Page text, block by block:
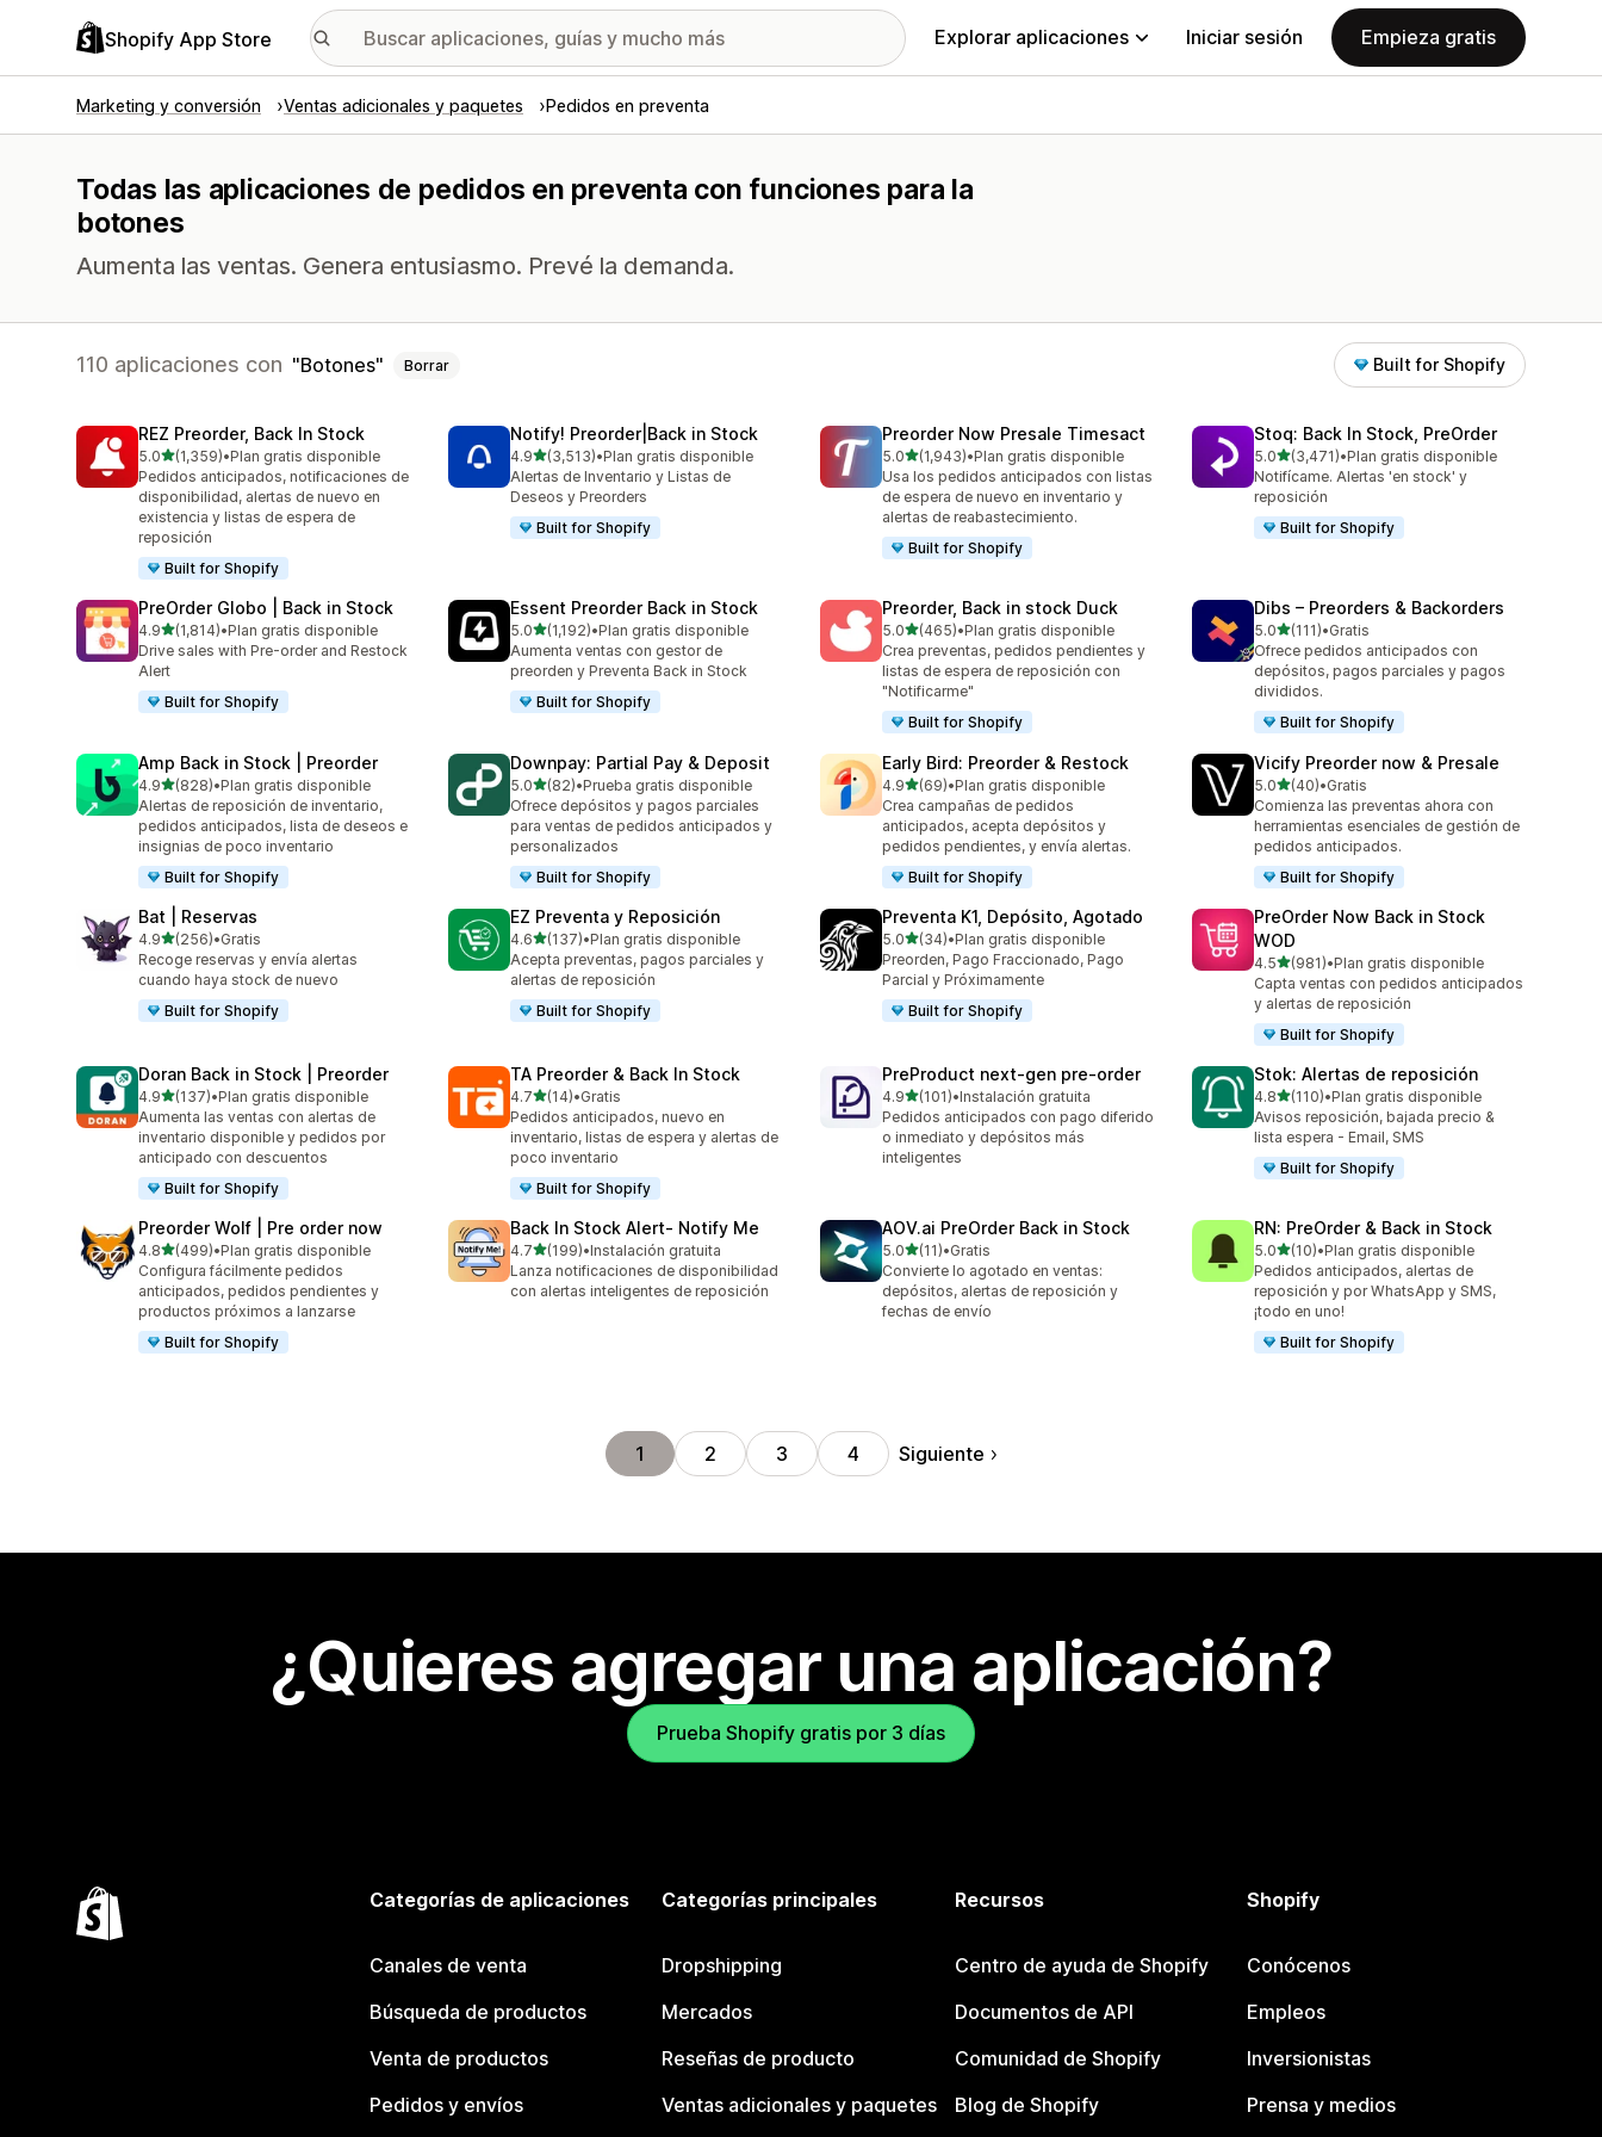
Shopify App Store Explorar aplicaciones Iniciar sesión Empieza gratis
Marketing y conversión Ventas adicionales y paquetes Pedidos en preventa
Todas las aplicaciones de pedidos en preventa con funciones para la
botones
Aumenta las ventas. Genera entusiasmo. Prevé la demanda.
110 aplicaciones con Botones Borrar Built for Shopify
REZ Preorder, Back In Stock
5.0de 5 estrellas
(1,359)
1359 reseñas en total
•Plan gratis disponible
Pedidos anticipados, notificaciones de
disponibilidad, alertas de nuevo en
existencia y listas de espera de
reposición
Built for Shopify
Notify! Preorder|Back in Stock
4.9de 5 estrellas
(3,513)
3513 reseñas en total
•Plan gratis disponible
Alertas de Inventario y Listas de
Deseos y Preorders
Built for Shopify
Preorder Now Presale Timesact
5.0de 5 estrellas
(1,943)
1943 reseñas en total
•Plan gratis disponible
Usa los pedidos anticipados con listas
de espera de nuevo en inventario y
alertas de reabastecimiento.
Built for Shopify
Stoq: Back In Stock, PreOrder
5.0de 5 estrellas
(3,471)
3471 reseñas en total
•Plan gratis disponible
Notifícame. Alertas 'en stock' y
reposición
Built for Shopify
PreOrder Globo | Back in Stock
4.9de 5 estrellas
(1,814)
1814 reseñas en total
•Plan gratis disponible
Drive sales with Pre-order and Restock
Alert
Built for Shopify
Essent Preorder Back in Stock
5.0de 5 estrellas
(1,192)
1192 reseñas en total
•Plan gratis disponible
Aumenta ventas con gestor de
preorden y Preventa Back in Stock
Built for Shopify
Preorder, Back in stock Duck
5.0de 5 estrellas
(465)
465 reseñas en total
•Plan gratis disponible
Crea preventas, pedidos pendientes y
listas de espera de reposición con
"Notificarme"
Built for Shopify
Dibs – Preorders & Backorders
5.0de 5 estrellas
(111)
111 reseñas en total
•Gratis
Ofrece pedidos anticipados con
depósitos, pagos parciales y pagos
divididos.
Built for Shopify
Amp Back in Stock | Preorder
4.9de 5 estrellas
(828)
828 reseñas en total
•Plan gratis disponible
Alertas de reposición de inventario,
pedidos anticipados, lista de deseos e
insignias de poco inventario
Built for Shopify
Downpay: Partial Pay & Deposit
5.0de 5 estrellas
(82)
82 reseñas en total
•Prueba gratis disponible
Ofrece depósitos y pagos parciales
para ventas de pedidos anticipados y
personalizados
Built for Shopify
Early Bird: Preorder & Restock
4.9de 5 estrellas
(69)
69 reseñas en total
•Plan gratis disponible
Crea campañas de pedidos
anticipados, acepta depósitos y
pedidos pendientes, y envía alertas.
Built for Shopify
Vicify Preorder now & Presale
5.0de 5 estrellas
(40)
40 reseñas en total
•Gratis
Comienza las preventas ahora con
herramientas esenciales de gestión de
pedidos anticipados.
Built for Shopify
Bat | Reservas
4.9de 5 estrellas
(256)
256 reseñas en total
•Gratis
Recoge reservas y envía alertas
cuando haya stock de nuevo
Built for Shopify
EZ Preventa y Reposición
4.6de 5 estrellas
(137)
137 reseñas en total
•Plan gratis disponible
Acepta preventas, pagos parciales y
alertas de reposición
Built for Shopify
Preventa K1, Depósito, Agotado
5.0de 5 estrellas
(34)
34 reseñas en total
•Plan gratis disponible
Preorden, Pago Fraccionado, Pago
Parcial y Próximamente
Built for Shopify
PreOrder Now Back in Stock
WOD
4.5de 5 estrellas
(981)
981 reseñas en total
•Plan gratis disponible
Capta ventas con pedidos anticipados
y alertas de reposición
Built for Shopify
Doran Back in Stock | Preorder
4.9de 5 estrellas
(137)
137 reseñas en total
•Plan gratis disponible
Aumenta las ventas con alertas de
inventario disponible y pedidos por
anticipado con descuentos
Built for Shopify
TA Preorder & Back In Stock
4.7de 5 estrellas
(14)
14 reseñas en total
•Gratis
Pedidos anticipados, nuevo en
inventario, listas de espera y alertas de
poco inventario
Built for Shopify
PreProduct next‑gen pre‑order
4.9de 5 estrellas
(101)
101 reseñas en total
•Instalación gratuita
Pedidos anticipados con pago diferido
o inmediato y depósitos más
inteligentes
Stok: Alertas de reposición
4.8de 5 estrellas
(110)
110 reseñas en total
•Plan gratis disponible
Avisos reposición, bajada precio &
lista espera - Email, SMS
Built for Shopify
Preorder Wolf | Pre order now
4.8de 5 estrellas
(499)
499 reseñas en total
•Plan gratis disponible
Configura fácilmente pedidos
anticipados, pedidos pendientes y
productos próximos a lanzarse
Built for Shopify
Back In Stock Alert‑ Notify Me
4.7de 5 estrellas
(199)
199 reseñas en total
•Instalación gratuita
Lanza notificaciones de disponibilidad
con alertas inteligentes de reposición
AOV.ai PreOrder Back in Stock
5.0de 5 estrellas
(11)
11 reseñas en total
•Gratis
Convierte lo agotado en ventas:
depósitos, alertas de reposición y
fechas de envío
RN: PreOrder & Back in Stock
5.0de 5 estrellas
(10)
10 reseñas en total
•Plan gratis disponible
Pedidos anticipados, alertas de
reposición y por WhatsApp y SMS,
¡todo en uno!
Built for Shopify
1 2 3 4 Siguiente
¿Quieres agregar una aplicación?
Prueba Shopify gratis por 3 días
Categorías de aplicaciones
Canales de venta
Búsqueda de productos
Venta de productos
Pedidos y envíos
Categorías principales
Dropshipping
Mercados
Reseñas de producto
Ventas adicionales y paquetes
Recursos
Centro de ayuda de Shopify
Documentos de API
Comunidad de Shopify
Blog de Shopify
Shopify
Conócenos
Empleos
Inversionistas
Prensa y medios